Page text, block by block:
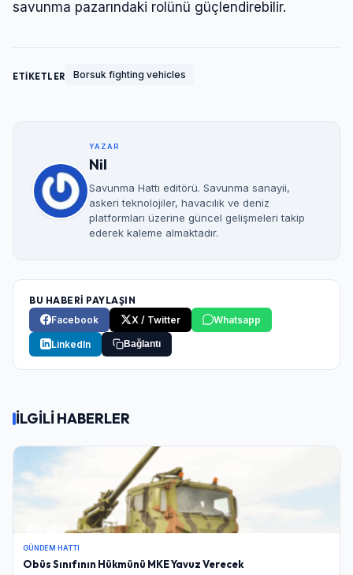
savunma pazarındaki rolünü güçlendirebilir.
ETİKETLER Borsuk fighting vehicles
YAZAR
Nil
Savunma Hattı editörü. Savunma sanayii,
askeri teknolojiler, havacılık ve deniz
platformları üzerine güncel gelişmeleri takip
ederek kaleme almaktadır.
BU HABERİ PAYLAŞIN
Facebook
X / Twitter Whatsapp
LinkedIn Bağlantı
İLGİLİ HABERLER
GÜNDEM HATTI
Obüs Sınıfının Hükmünü MKE Yavuz Verecek